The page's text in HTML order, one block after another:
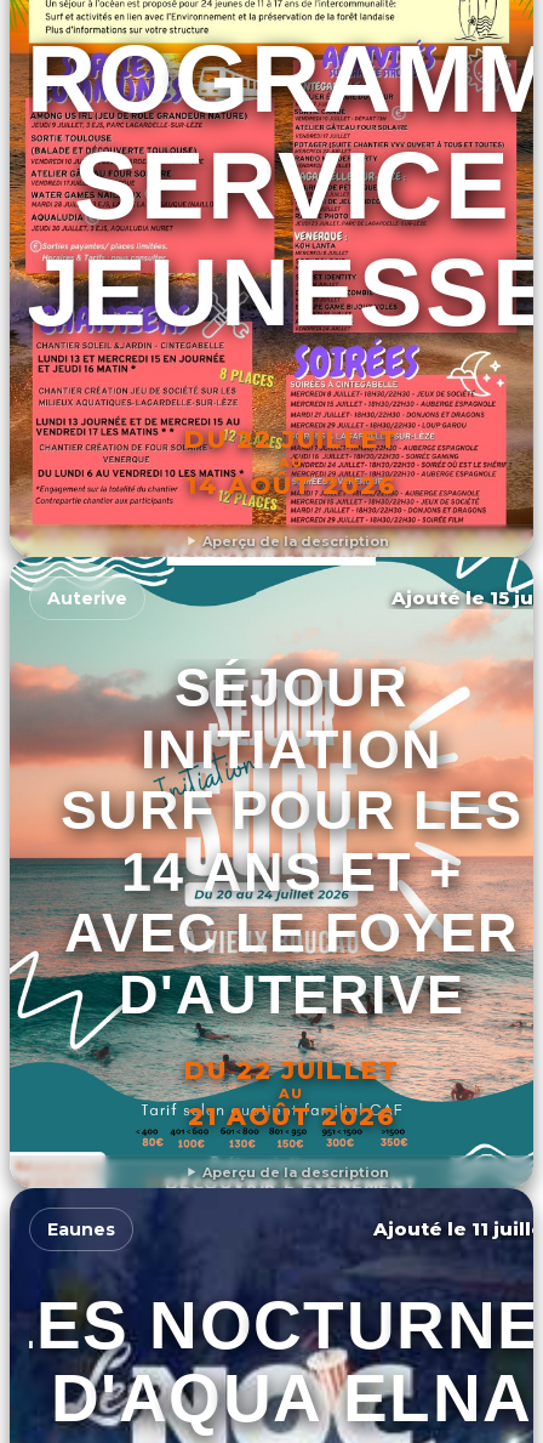
Aperçu de la description
SERVICE
DU 22 JUILLET
AU
14 AOÛT 2026
DÉCOUVRIR L'ÉVÉNEMENT
Aperçu de la description
Auterive Ajouté le 15
SÉJOUR
INITIATION
SURF POUR LES
14 ANS ET +
AVEC LE FOYER
D'AUTERIVE
DU 22 JUILLET
AU
21 AOÛT 2026
DÉCOUVRIR L'ÉVÉNEMENT
Eaunes Ajouté le 11
D'AQUA ELNA